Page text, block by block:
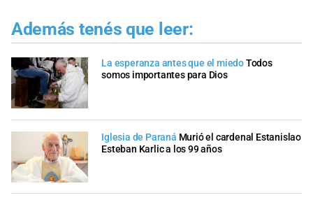
Además tenés que leer:
La esperanza antes que el miedoTodos
somos importantes para Dios
Iglesia de Paraná Murió el cardenal Estanislao
Esteban Karlic a los 99 años